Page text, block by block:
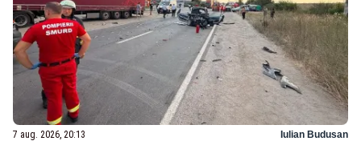
7 aug. 2026, 20:13 Iulian Budusan